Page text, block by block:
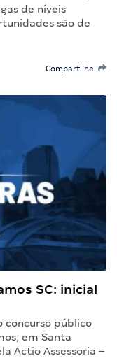
de níveis
são de
Compartilhe
SC: inicial
concurso público
em Santa
Actio Assessoria –